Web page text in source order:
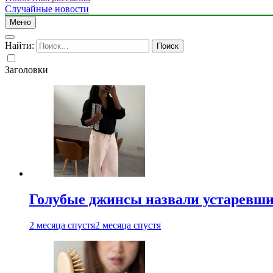
Случайные новости
Меню
Найти:
Заголовки
Голубые джинсы назвали
2 месяца спустя2 месяца спустя